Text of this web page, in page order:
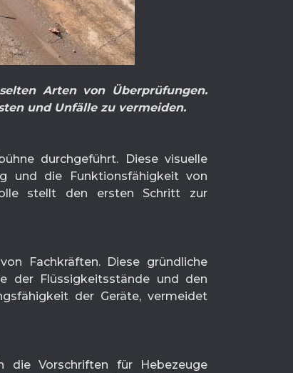
Arten von Überprüfungen.
und Unfälle zu vermeiden.
durchgeführt. Diese visuelle
und die Funktionsfähigkeit von
stellt den ersten Schritt zur
Fachkräften. Diese gründliche
der Flüssigkeitsstände und den
der Geräte, vermeidet
die Vorschriften für Hebezeuge